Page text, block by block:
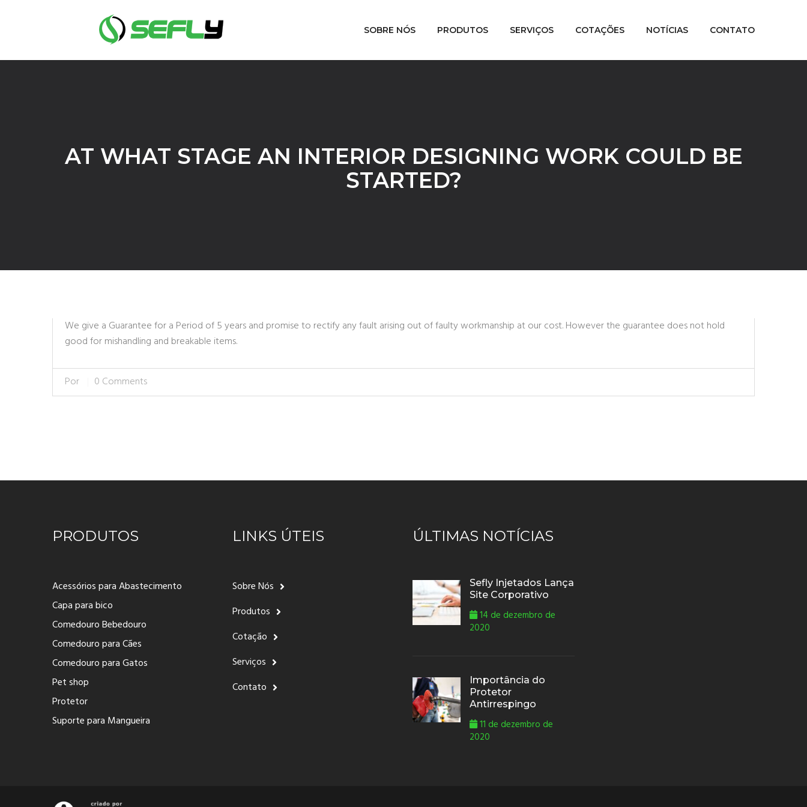
SOBRE NÓS PRODUTOS SERVIÇOS COTAÇÕES NOTÍCIAS CONTATO
AT WHAT STAGE AN INTERIOR DESIGNING WORK COULD BE
STARTED?
We give a Guarantee for a Period of 5 years and promise to rectify any fault arising out of faulty workmanship at our cost. However the guarantee does not hold
good for mishandling and breakable items.
Por 0 Comments
PRODUTOS
Acessórios para Abastecimento
Capa para bico
Comedouro Bebedouro
Comedouro para Cães
Comedouro para Gatos
Pet shop
Protetor
Suporte para Mangueira
LINKS ÚTEIS
Sobre Nós
Produtos
Cotação
Serviços
Contato
ÚLTIMAS NOTÍCIAS
Sefly Injetados Lança
Site Corporativo
14 de dezembro de
2020
Importância do
Protetor
Antirrespingo
11 de dezembro de
2020